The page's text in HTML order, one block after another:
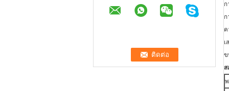
ก
ก
ค
เ
ข
ส